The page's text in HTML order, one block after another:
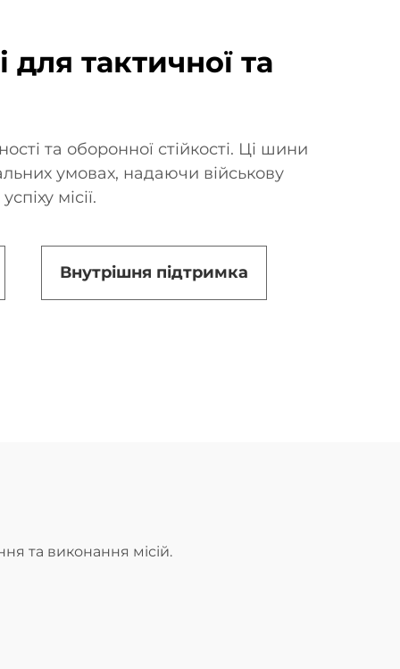
тактичної та
та оборонної стійкості. Ці шини
умовах, надаючи військову
місії.
Внутрішня підтримка
та виконання місій.